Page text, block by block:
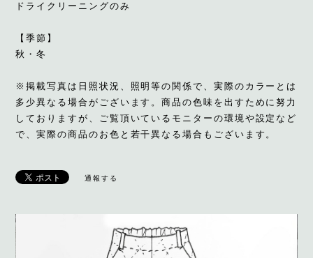
ドライクリーニングのみ
【季節】
秋・冬
※掲載写真は日照状況、照明等の関係で、実際のカラーとは
多少異なる場合がございます。商品の色味を出すために努力
しておりますが、ご覧頂いているモニターの環境や設定など
で、実際の商品のお色と若干異なる場合もございます。
通報する